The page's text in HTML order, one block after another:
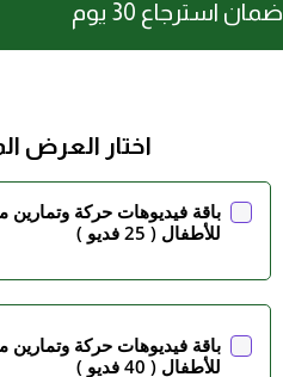
ضمان استرجاع 30 يوم
اختار العرض
باقة فيديوهات حركة وتمارين
للأطفال ( 25 فديو )
باقة فيديوهات حركة وتمارين
للأطفال ( 40 فديو )